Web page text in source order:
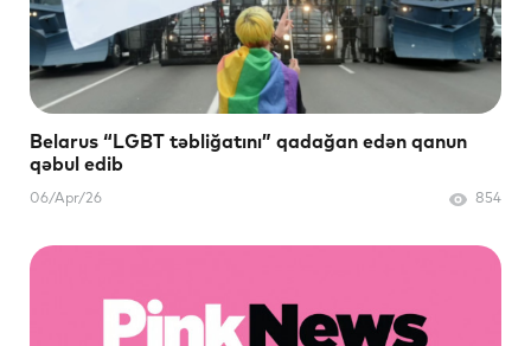
Belarus “LGBT təbliğatını” qadağan edən qanun
qəbul edib
06/Apr/26 854